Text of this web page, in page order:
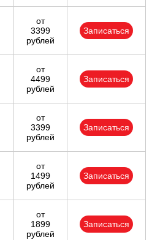
от
3399
рублей
Записаться
от
4499
рублей
Записаться
от
3399
рублей
Записаться
от
1499
рублей
Записаться
от
1899
рублей
Записаться